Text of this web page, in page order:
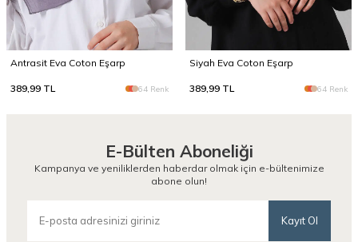
Antrasit Eva Coton Eşarp
389,99 TL 64 Renk
Siyah Eva Coton Eşarp
389,99 TL 64 Renk
E-Bülten Aboneliği
Kampanya ve yeniliklerden haberdar olmak için e-bültenimize
abone olun!
Kayıt Ol